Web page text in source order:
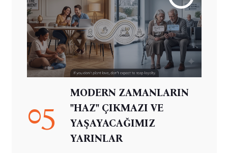
05
MODERN ZAMANLARIN
"HAZ" ÇIKMAZI VE
YAŞAYACAĞIMIZ
YARINLAR